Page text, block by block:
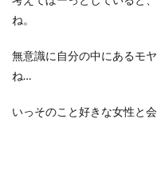
ね。
無意識に自分の中にあるモ
ね…
いっそのこと好きな女性と